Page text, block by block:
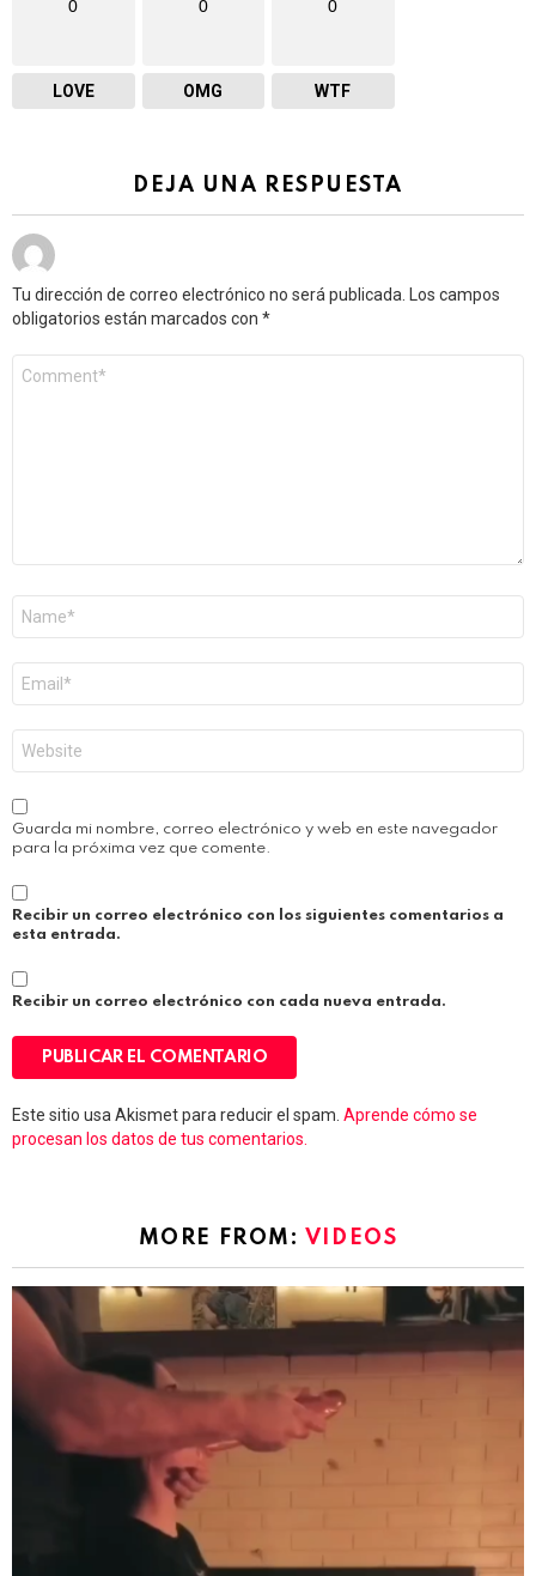
0
LOVE
0
OMG
0
WTF
DEJA UNA RESPUESTA
Tu dirección de correo electrónico no será publicada.
Los campos
obligatorios están marcados con *
electrónico
*
Guarda mi nombre, correo electrónico y web en este navegador
para la próxima vez que comente.
Recibir un correo electrónico con los siguientes comentarios a
esta entrada.
Recibir un correo electrónico con cada nueva entrada.
Este sitio usa Akismet para reducir el spam. Aprende cómo se
procesan los datos de tus comentarios.
MORE FROM: VIDEOS